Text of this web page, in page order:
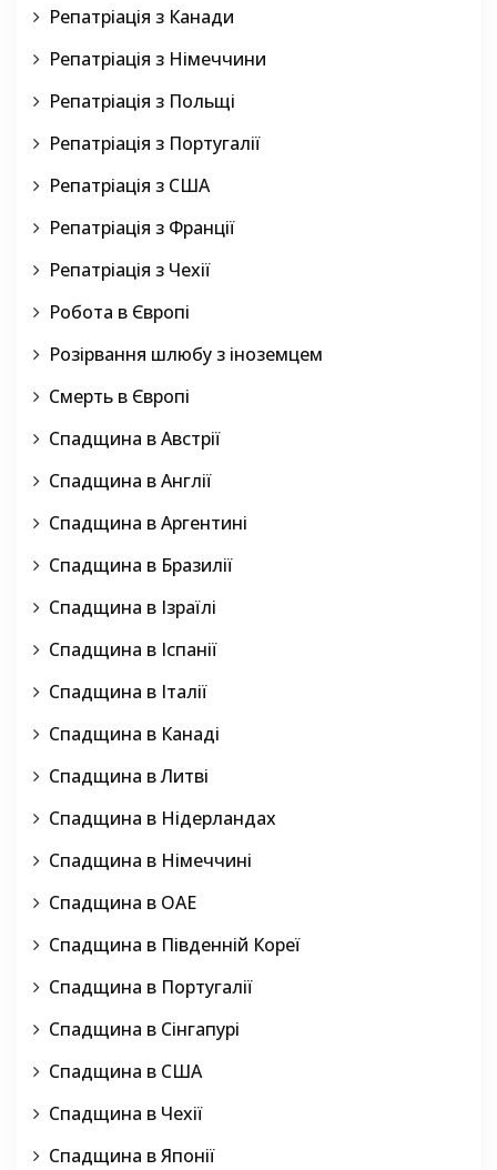
Репатріація з Канади
Репатріація з Німеччини
Репатріація з Польщі
Репатріація з Португалії
Репатріація з США
Репатріація з Франції
Репатріація з Чехії
Робота в Європі
Розірвання шлюбу з іноземцем
Смерть в Європі
Спадщина в Австрії
Спадщина в Англії
Спадщина в Аргентині
Спадщина в Бразилії
Спадщина в Ізраїлі
Спадщина в Іспанії
Спадщина в Італії
Спадщина в Канаді
Спадщина в Литві
Спадщина в Нідерландах
Спадщина в Німеччині
Спадщина в ОАЕ
Спадщина в Південній Кореї
Спадщина в Португалії
Спадщина в Сінгапурі
Спадщина в США
Спадщина в Чехії
Спадщина в Японії